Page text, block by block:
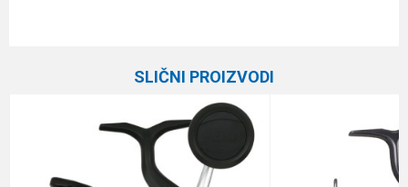
2500
8+1
SLIČNI PROIZVODI